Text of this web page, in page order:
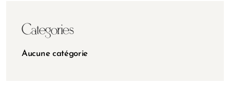
Categories
Aucune catégorie